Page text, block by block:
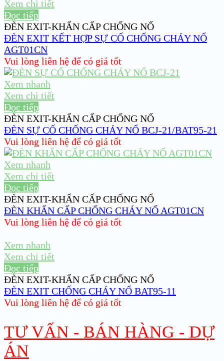
Xem chi tiết
Đọc tiếp
ĐÈN EXIT-KHẨN CẤP CHỐNG NỔ
ĐÈN EXIT KẾT HỢP SỰ CỐ CHỐNG CHÁY NỔ
AGT01CN
Vui lòng liên hệ để có giá tốt
Xem nhanh
Xem chi tiết
Đọc tiếp
ĐÈN EXIT-KHẨN CẤP CHỐNG NỔ
ĐÈN SỰ CỐ CHỐNG CHÁY NỔ BCJ-21/BAT95-21
Vui lòng liên hệ để có giá tốt
Xem nhanh
Xem chi tiết
Đọc tiếp
ĐÈN EXIT-KHẨN CẤP CHỐNG NỔ
ĐÈN KHẨN CẤP CHỐNG CHÁY NỔ AGT01CN
Vui lòng liên hệ để có giá tốt
Xem nhanh
Xem chi tiết
Đọc tiếp
ĐÈN EXIT-KHẨN CẤP CHỐNG NỔ
ĐÈN EXIT CHỐNG CHÁY NỔ BAT95-11
Vui lòng liên hệ để có giá tốt
TƯ VẤN - BÁN HÀNG - DỰ
ÁN